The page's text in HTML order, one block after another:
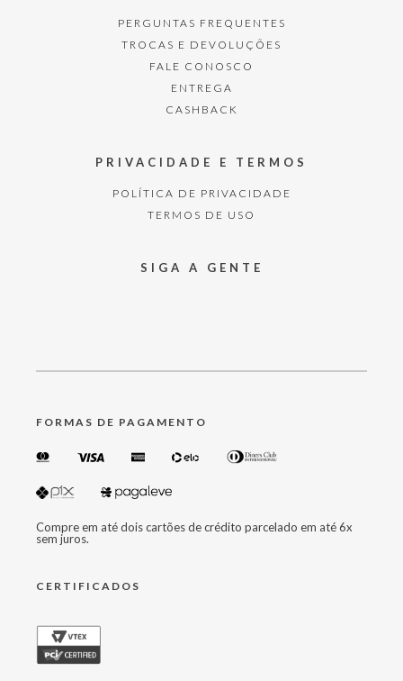
PERGUNTAS FREQUENTES
TROCAS E DEVOLUÇÕES
FALE CONOSCO
ENTREGA
CASHBACK
PRIVACIDADE E TERMOS
POLÍTICA DE PRIVACIDADE
TERMOS DE USO
SIGA A GENTE
FORMAS DE PAGAMENTO
Compre em até dois cartões de crédito parcelado em até 6x
sem juros.
CERTIFICADOS